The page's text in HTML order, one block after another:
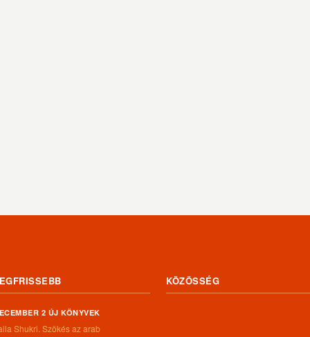
2 ÚJ KÖNYVEK
Shukri. Szökés ​az arab
KÖZÖSSÉG